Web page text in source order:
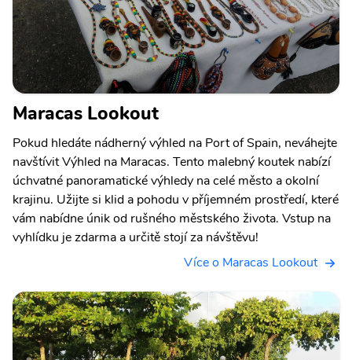
Maracas Lookout
Pokud hledáte nádherný výhled na Port of Spain, neváhejte
navštívit Výhled na Maracas. Tento malebný koutek nabízí
úchvatné panoramatické výhledy na celé město a okolní
krajinu. Užijte si klid a pohodu v příjemném prostředí, které
vám nabídne únik od rušného městského života. Vstup na
vyhlídku je zdarma a určitě stojí za návštěvu!
Více o Maracas Lookout